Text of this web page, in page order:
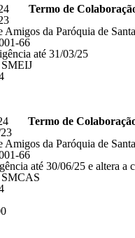
Termo de
Amigos da Paróquia de
66
até 31/03/25
SMEIJ
Termo de
Amigos da Paróquia de
66
até 30/06/25 e altera a
SMCAS